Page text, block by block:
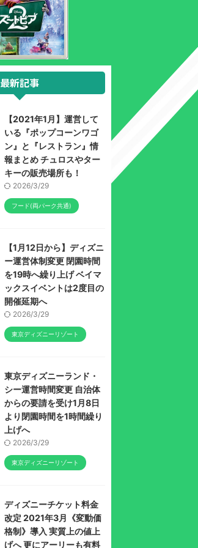
最新記事
【2021年1月】運営して
いる『ポップコーンワゴ
ン』と『レストラン』情
報まとめ チュロスやター
キーの販売場所も！
2026/3/29
フード(両パーク共通)
【1月12日から】ディズニ
ー運営体制変更 閉園時間
を19時へ繰り上げ ベイマ
ックスイベントは2度目の
開催延期へ
2026/3/29
東京ディズニーリゾート
東京ディズニーランド・
シー運営時間変更 自治体
からの要請を受け1月8日
より閉園時間を1時間繰り
上げへ
2026/3/29
東京ディズニーリゾート
ディズニーチケット料金
改定 2021年3月《変動価
格制》導入 実質上の値上
げへ 更にアーリーも有料